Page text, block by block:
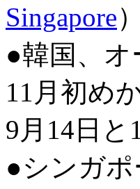
Singapore
●韓国、
11月初め
9月14日
●シンガポ